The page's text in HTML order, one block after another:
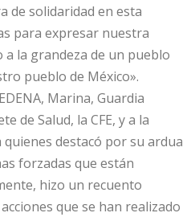
de solidaridad en esta
para expresar nuestra
la grandeza de un pueblo
pueblo de México».
Marina, Guardia
de Salud, la CFE, y a la
destacó por su ardua
forzadas que están
hizo un recuento
que se han realizado